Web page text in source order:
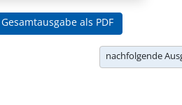
Gesamtausgabe als PDF
nachfolgende